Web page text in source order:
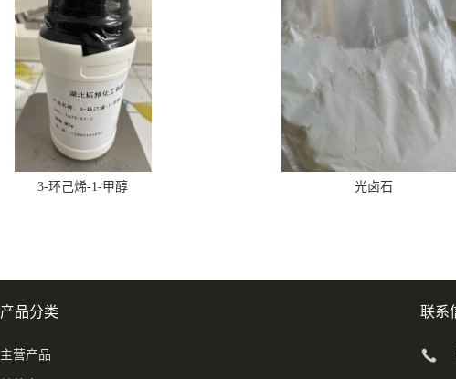
3-环己烯-1-甲醇 光卤石
产品分类
主营产品
联系